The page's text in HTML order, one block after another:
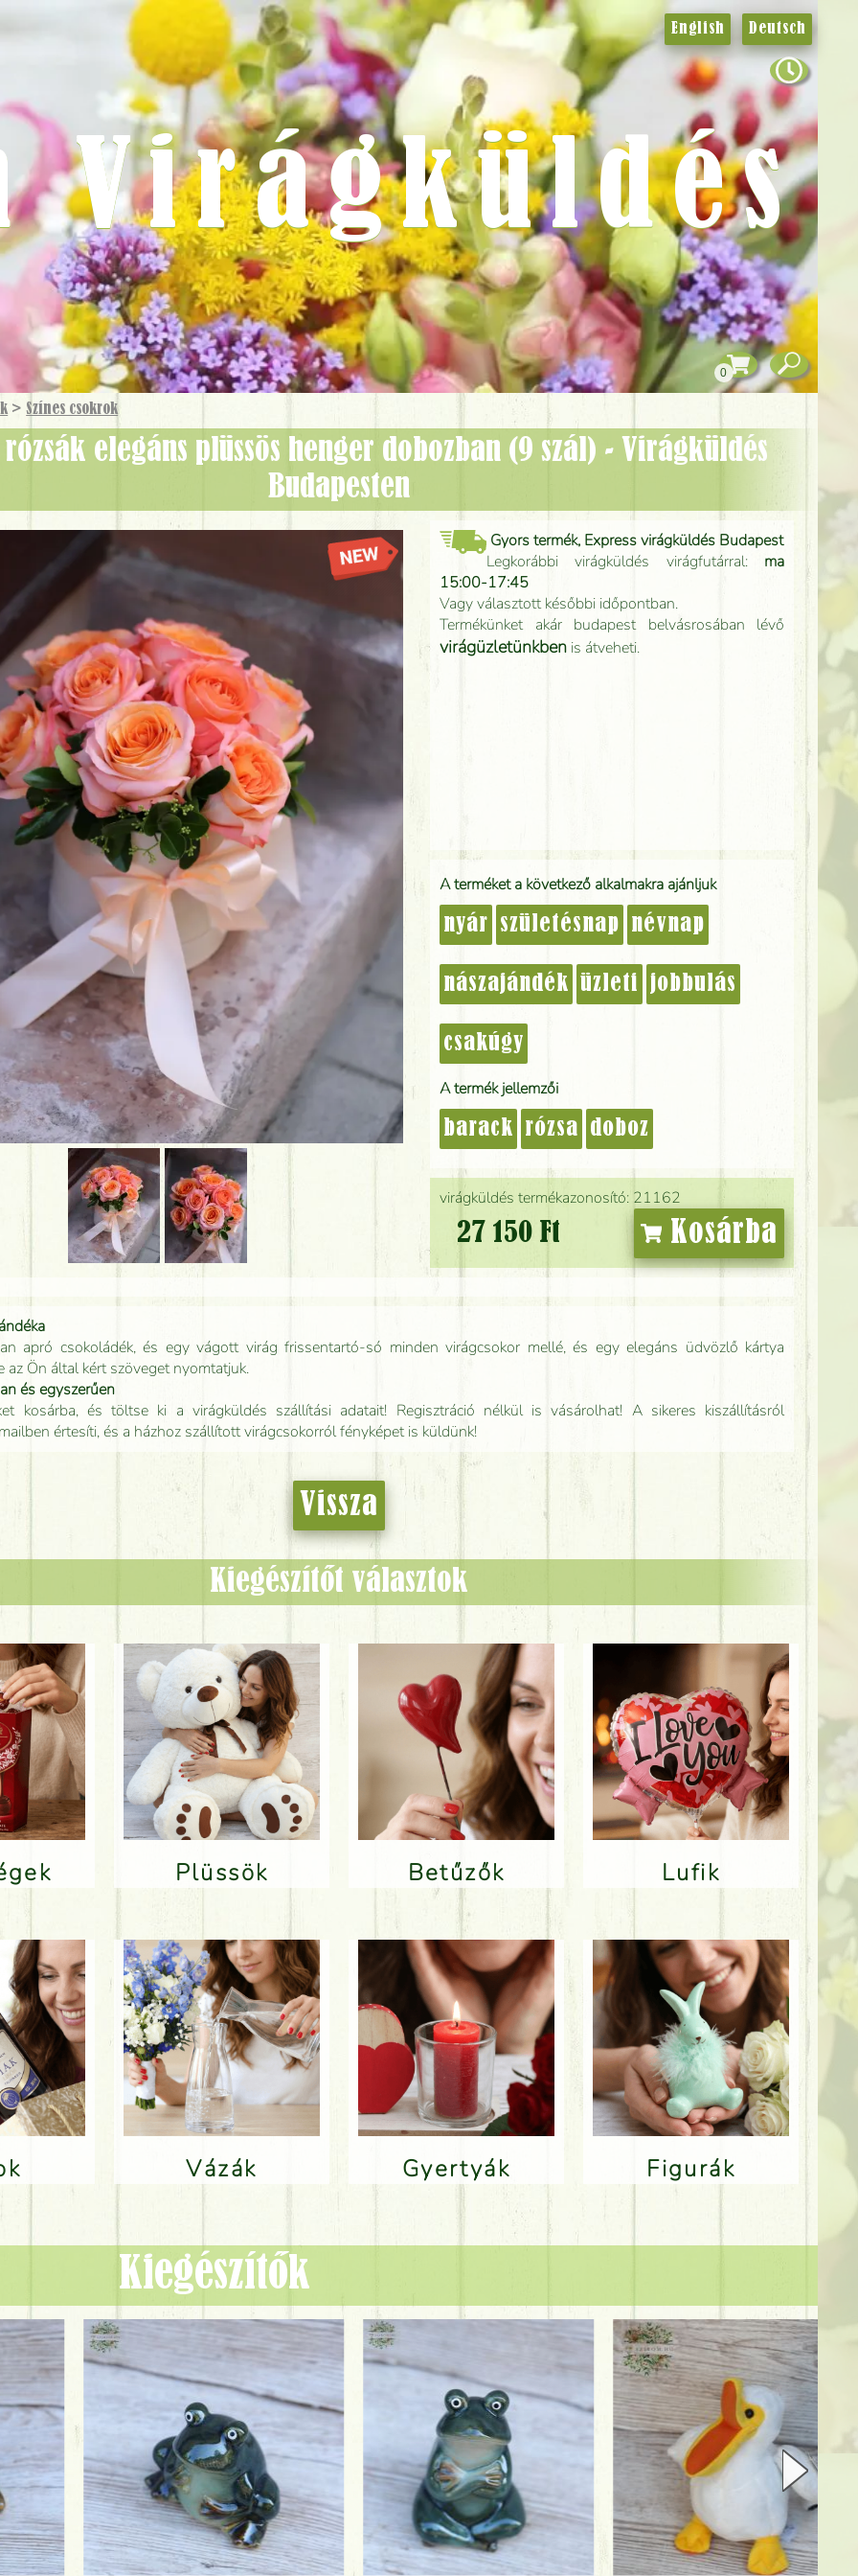
>Színes csokrok
Budapesten
virágküldés termékazonosító: 21162
27 150 Ft Kosárba
Gyors termék, Express virágküldés Budapest
Legkorábbi virágküldés virágfutárral: ma
15:00-17:45
Vagy választott későbbi időpontban.
Termékünket akár budapest belvásrosában lévő
virágüzletünkben is átveheti.
A terméket a következő alkalmakra ajánljuk
nyár születésnap névnap
nászajándék üzleti jobbulás
csakúgy
A termék jellemzői
barack rózsa doboz
apró csokoládék, és egy vágott virág frissentartó-só minden virágcsokor mellé, és egy elegáns üdvözlő kártya
az Ön által kért szöveget nyomtatjuk.
és egyszerűen
kosárba, és töltse ki a virágküldés szállítási adatait! Regisztráció nélkül is vásárolhat! A sikeres kiszállításról
értesíti, és a házhoz szállított virágcsokorról fényképet is küldünk!
Vissza
Kiegészítőt választok
Plüssök Betűzők Lufik
Vázák Gyertyák Figurák
English Deutsch
Virágküldés
0
Kiegészítők